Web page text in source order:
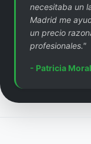
necesitaba un
Madrid me
un precio
profesionales."
- Patricia